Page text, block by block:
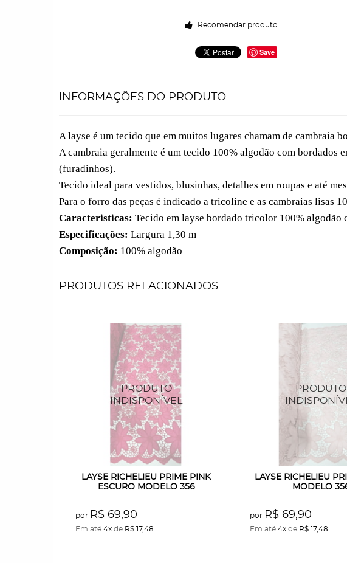
Recomendar produto
Save
INFORMAÇÕES DO PRODUTO
A layse é um tecido que em muitos lugares chamam de cambraia
A cambraia geralmente é um tecido 100% algodão com bordados
(furadinhos).
Tecido ideal para vestidos, blusinhas, detalhes em roupas e até
Para o forro das peças é indicado a tricoline e as cambraias lisas
Caracteristicas: Tecido em layse bordado tricolor 100% algodão
Especificações: Largura 1,30 m
Composição: 100% algodão
PRODUTOS RELACIONADOS
LAYSE RICHELIEU PRIME PINK
ESCURO MODELO 356
por R$ 69,90
Em até 4xde R$ 17,48
LAYSE RICHELIEU
MODELO
por R$ 69,90
Em até 4x de R$ 17,48